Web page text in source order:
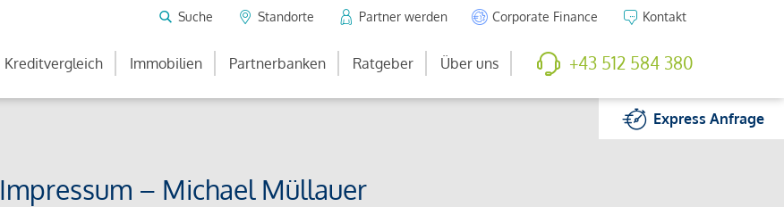
Suche Standorte Partner werden Corporate Finance Kontakt
Kreditvergleich Immobilien Partnerbanken Ratgeber Über uns +43 512 584 380
ExpressAnfrage
Impressum – Michael Müllauer